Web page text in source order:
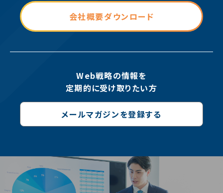
会社概要ダウンロード
Web戦略の情報を
定期的に受け取りたい方
メールマガジンを登録する